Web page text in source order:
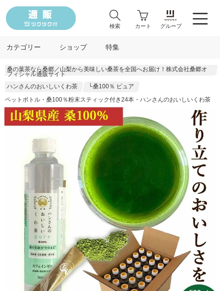
検索 カート グループ
カテゴリー ショップ 特集
桑の葉茶なら桑郷／山梨から美味しい桑茶を全国へお届け！株式会社桑郷オ
フィシャル通販サイト
ハンさんのおいしいくわ茶
└桑100％ ピュア
ペットボトル・桑100％粉末スティック付き24本・ハンさんのおいしいくわ茶